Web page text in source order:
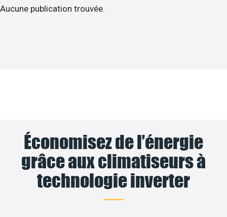
Aucune publication trouvée.
Économisez de l’énergie
grâce aux climatiseurs à
technologie inverter